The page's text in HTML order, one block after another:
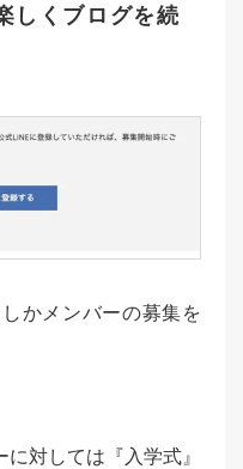
しくブログを続
かメンバーの募集を
対しては『入学式』